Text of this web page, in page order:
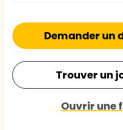
Demander un
Trouver un
Ouvrir une